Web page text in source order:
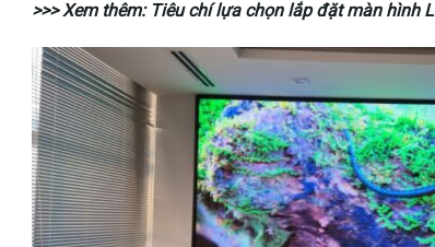
Độ sáng và chất lượng hình ảnh
Màn hình LED:
Màn hình LED cung cấp độ sáng cao và ổn định, có
Màn hình LED có độ phân giải cao (HD, 4K, 8K) và
Không phụ thuộc vào ánh sáng môi trường, hình ảnh